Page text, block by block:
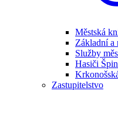
Městská
Základní a
Služby
Hasiči
Zastupitelstvo